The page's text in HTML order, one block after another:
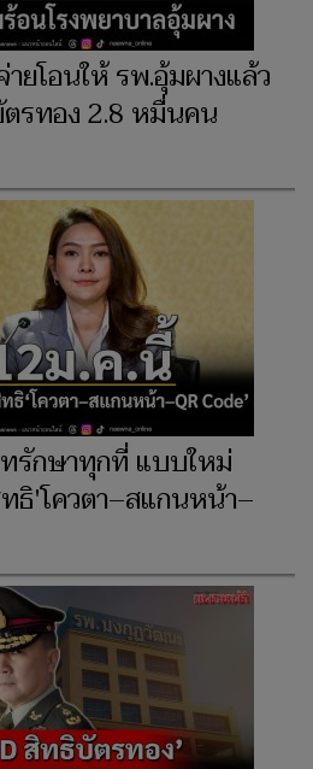
ยโอนให้ รพ.อุ้มผางแล้ว
รทอง 2.8 หมื่นคน
รักษาทุกที่ แบบใหม่
ทธิ'โควตา–สแกนหน้า–